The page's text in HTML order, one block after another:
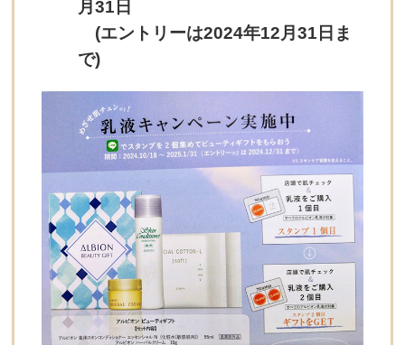
月31日
(エントリーは2024年12月31日ま
で)